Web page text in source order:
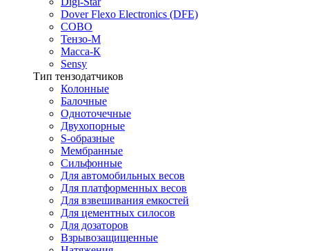
Dover Flexo Electronics (DFE)
COBO
Тензо-М
Масса-К
Sensy
Тип тензодатчиков
Колонные
Балочные
Одноточечные
Двухопорные
S-образные
Мембранные
Сильфонные
Для автомобильных весов
Для платформенных весов
Для взвешивания емкостей
Для цементных силосов
Для дозаторов
Взрывозащищенные